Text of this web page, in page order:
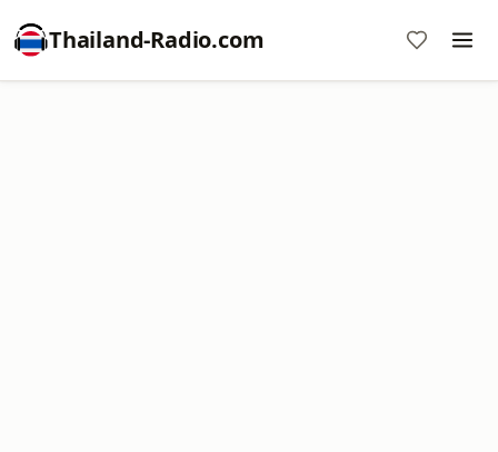
Thailand-Radio.com